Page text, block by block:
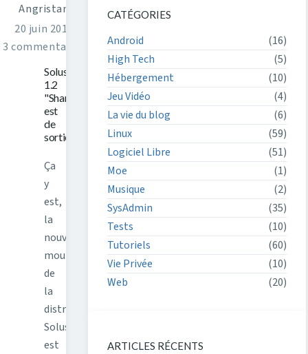
Angristan
20 juin 2016
3 commentaires
Solus
1.2
"Shannon"
est
de
sortie
Ça
y
est,
la
nouvelle
mouture
de
la
distribution
Solus
est
CATÉGORIES
Android
(16)
High Tech
(5)
Hébergement
(10)
Jeu Vidéo
(4)
La vie du blog
(6)
Linux
(59)
Logiciel Libre
(51)
Moe
(1)
Musique
(2)
SysAdmin
(35)
Tests
(10)
Tutoriels
(60)
Vie Privée
(10)
Web
(20)
ARTICLES RÉCENTS